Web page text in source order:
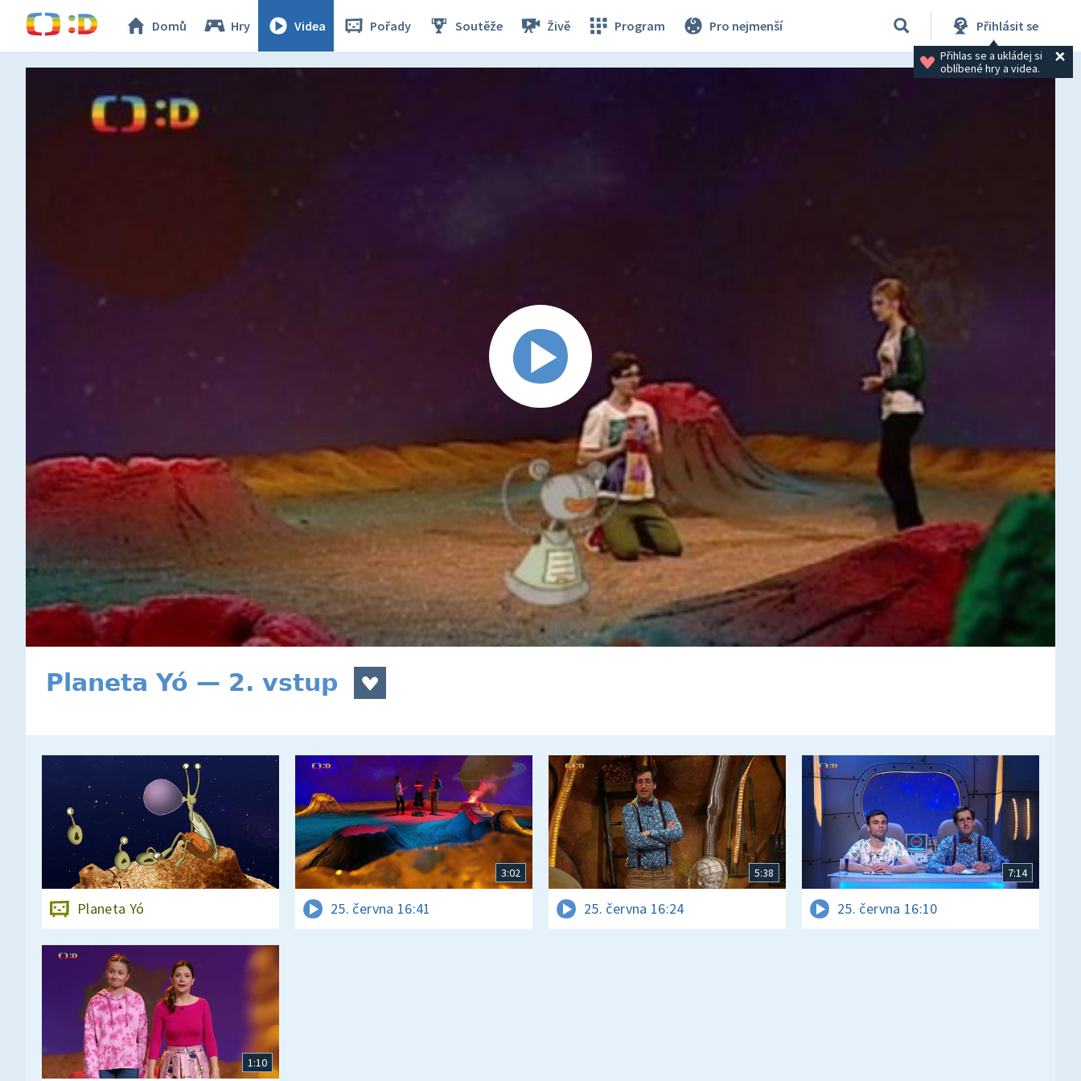
Domů Hry Videa Pořady Soutěže Živě Program Pro nejmenší Přihlásit se
Přihlas se a ukládej si
oblíbené hry a videa.
Planeta Yó — 2. vstup
Planeta Yó
3:02
25. června 16:41
5:38
25. června 16:24
7:14
25. června 16:10
1:10